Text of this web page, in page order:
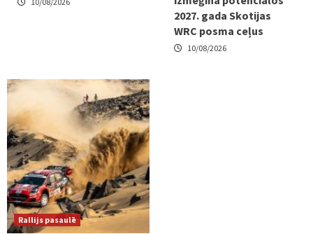
2027. gada Skotijas
WRC posma ceļus
10/08/2026
Rallijs pasaulē